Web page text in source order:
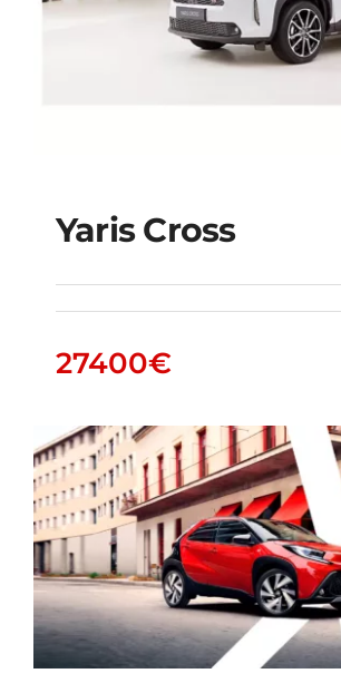
Yaris Cross
Yaris Cross
27400€